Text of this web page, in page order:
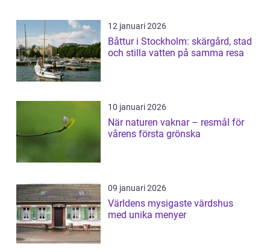
12 januari 2026
Båttur i Stockholm: skärgård, stad
och stilla vatten på samma resa
10 januari 2026
När naturen vaknar – resmål för
vårens första grönska
09 januari 2026
Världens mysigaste värdshus
med unika menyer